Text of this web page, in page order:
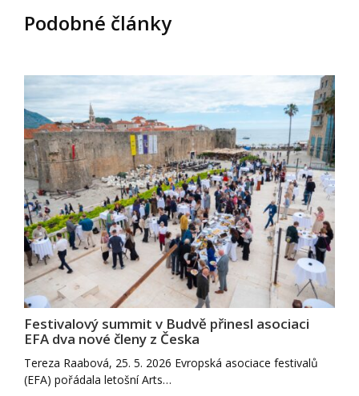
Podobné články
Festivalový summit v Budvě přinesl asociaci
EFA dva nové členy z Česka
Tereza Raabová, 25. 5. 2026 Evropská asociace festivalů
(EFA) pořádala letošní Arts…